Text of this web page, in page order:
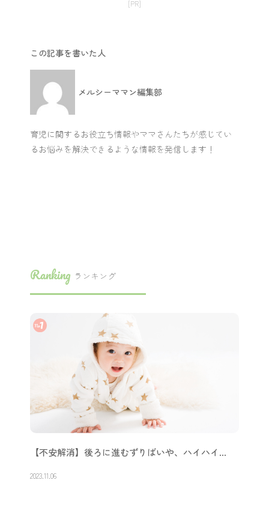
[PR]
この記事を書いた人
メルシーママン編集部
育児に関するお役立ち情報やママさんたちが感じてい
るお悩みを解決できるような情報を発信します！
Ranking ランキング
【不安解消】後ろに進むずりばいや、ハイハイ…
2023.11.06